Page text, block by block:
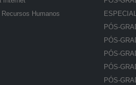
Recursos Humanos
PÓS-
PÓS-
PÓS-
PÓS-
PÓS-